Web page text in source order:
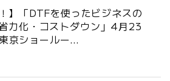
】「DTFを使ったビジネスの
力化・コストダウン」4月23
京ショールー…